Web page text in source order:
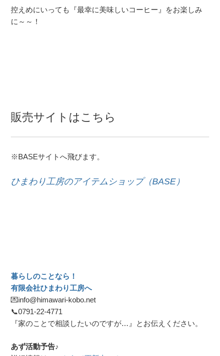
控えめにいっても『最幸に美味しいコーヒー』をお楽しみ
に～～！
販売サイトはこちら
※BASEサイトへ飛びます。
ひまわり工房のアイテムショップ（BASE）
暮らしのことなら！
有限会社ひまわり工房へ
💌info@himawari-kobo.net
📞0791-22-4771
『家のことで相談したいのですが…』とお伝えください。
あず活動予告♪